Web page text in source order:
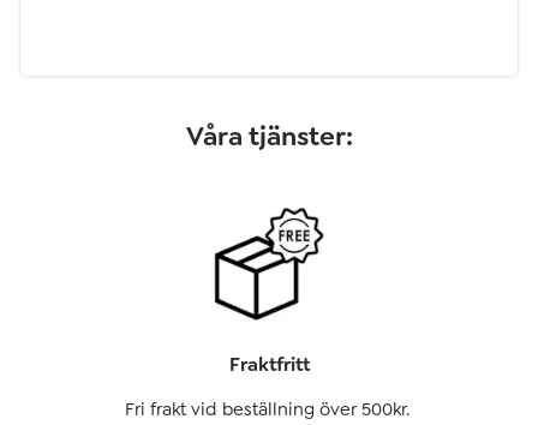
Våra tjänster:
Fraktfritt
Fri frakt vid beställning över 500kr.